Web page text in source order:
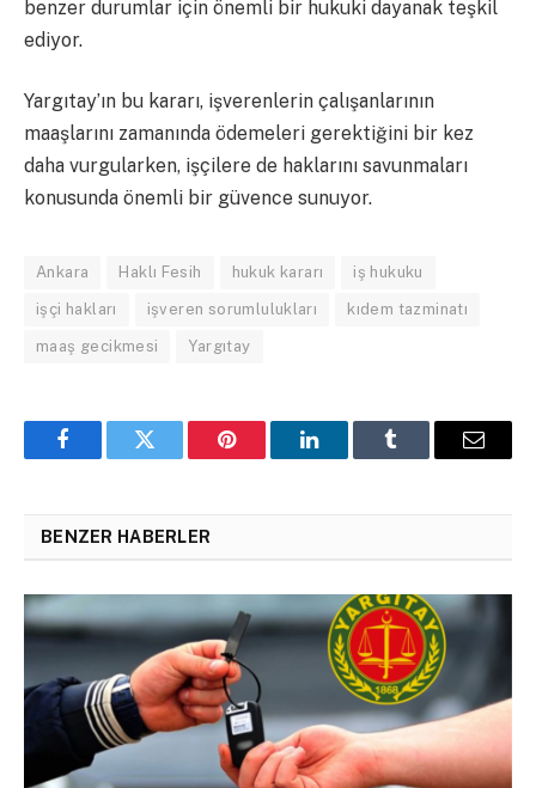
benzer durumlar için önemli bir hukuki dayanak teşkil
ediyor.
Yargıtay’ın bu kararı, işverenlerin çalışanlarının
maaşlarını zamanında ödemeleri gerektiğini bir kez
daha vurgularken, işçilere de haklarını savunmaları
konusunda önemli bir güvence sunuyor.
Ankara Haklı Fesih hukuk kararı iş hukuku
işçi hakları işveren sorumlulukları kıdem tazminatı
maaş gecikmesi Yargıtay
FacebookTwitter Pinterest LinkedInTumblr Email
BENZER HABERLER